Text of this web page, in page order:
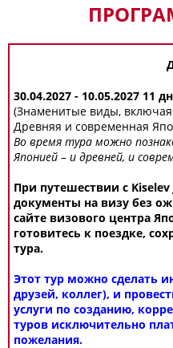
30.04.2027 - 10.05.2027 11
(Знаменитые виды, включая
Древняя и современная
Во время тура можно
Японией – и древней, и
При путешествии с
документы на визу без
сайте визового центра
готовитесь к поездке,
тура.
Этот тур можно сделать
друзей, коллег), и
услуги по созданию,
туров исключительно
пожелания.